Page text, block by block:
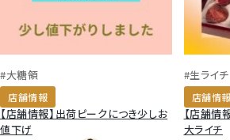
#大糖領
店舗情報
【店舗情報】出荷ピークにつき少しお
値下げ
#生ライチ
店舗情報
【店舗情
大ライチ